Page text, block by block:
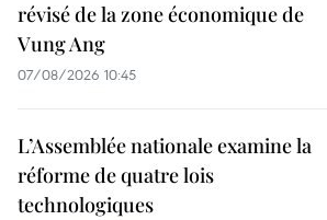
révisé de la zone économique de
Vung Ang
07/08/2026 10:45
L’Assemblée nationale examine la
réforme de quatre lois
technologiques